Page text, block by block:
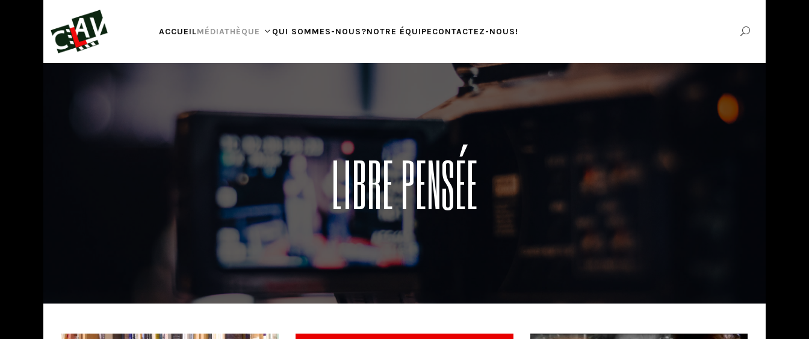
ACCUEILMÉDIATHÈQUE QUI SOMMES-NOUS?NOTRE ÉQUIPECONTACTEZ-NOUS!
LIBRE PENSÉE